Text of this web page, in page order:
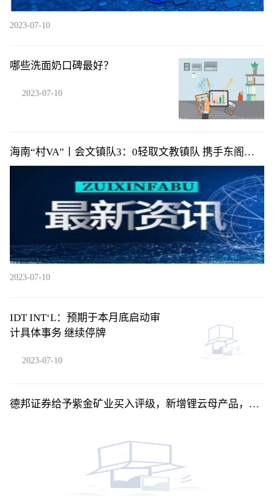
2023-07-10
哪些洗面奶口碑最好？
2023-07-10
海南“村VA”丨会文镇队3：0轻取文教镇队 携手东阁镇
队提前小组出线
2023-07-10
IDT INT‘L：预期于本月底启动审
计具体事务 继续停牌
2023-07-10
德邦证券给予紫金矿业买入评级，新增锂云母产品，产